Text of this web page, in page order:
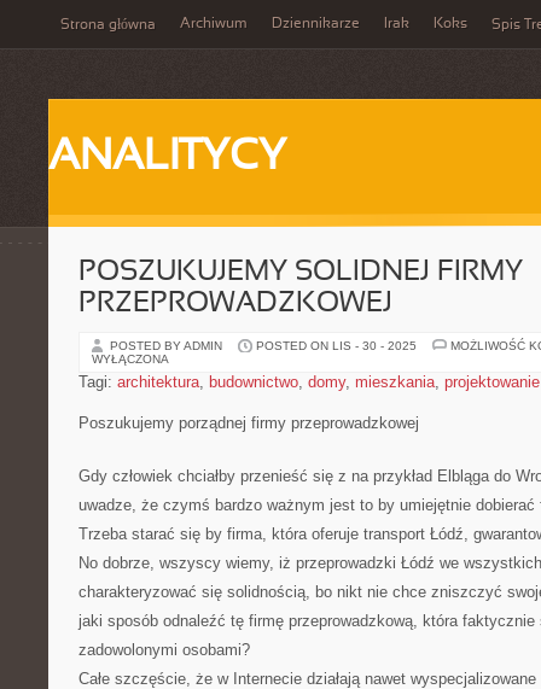
Strona główna Archiwum Dziennikarze Irak Koks Spis
ANALITYCY
POSZUKUJEMY SOLIDNEJ FIRMY
PRZEPROWADZKOWEJ
POSTED BY ADMIN POSTED ON LIS - 30 - 2025
MOŻLIWOŚĆ
WYŁĄCZONA
Tagi: architektura, budownictwo, domy, mieszkania, projektowanie
Poszukujemy porządnej firmy przeprowadzkowej
Gdy człowiek chciałby przenieść się z na przykład Elbląga do
uwadze, że czymś bardzo ważnym jest to by umiejętnie dobierać
Trzeba starać się by firma, która oferuje transport Łódź,
No dobrze, wszyscy wiemy, iż przeprowadzki Łódź we
charakteryzować się solidnością, bo nikt nie chce zniszczyć
jaki sposób odnaleźć tę firmę przeprowadzkową, która
zadowolonymi osobami?
Całe szczęście, że w Internecie działają nawet